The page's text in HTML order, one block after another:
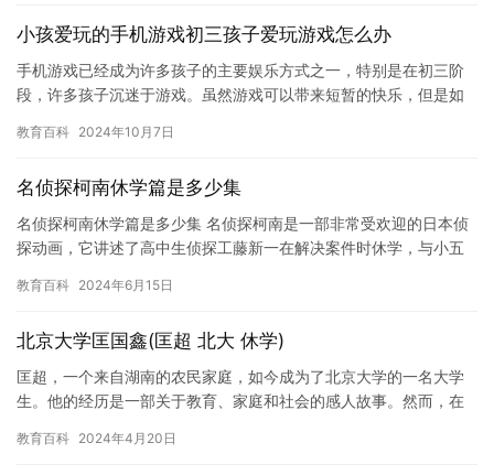
小孩爱玩的手机游戏初三孩子爱玩游戏怎么办
手机游戏已经成为许多孩子的主要娱乐方式之一，特别是在初三阶
段，许多孩子沉迷于游戏。虽然游戏可以带来短暂的快乐，但是如
么，如…
教育百科 2024年10月7日
名侦探柯南休学篇是多少集
名侦探柯南休学篇是多少集 名侦探柯南是一部非常受欢迎的日本侦
探动画，它讲述了高中生侦探工藤新一在解决案件时休学，与小五
人的…
教育百科 2024年6月15日
北京大学匡国鑫(匡超 北大 休学)
匡超，一个来自湖南的农民家庭，如今成为了北京大学的一名大学
生。他的经历是一部关于教育、家庭和社会的感人故事。然而，在
超在…
教育百科 2024年4月20日